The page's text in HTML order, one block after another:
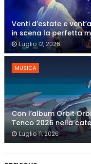
Venti d’estate e
in scena la perfetta
Luglio 12, 2026
MUSICA
Con l’album Orbit
Tenco 2026 nella
Luglio 11, 2026